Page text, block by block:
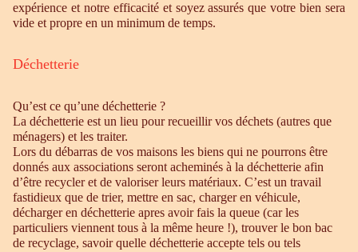
expérience et notre efficacité et soyez assurés que votre bien sera
vide et propre en un minimum de temps.
Déchetterie
Qu’est ce qu’une déchetterie ?
La déchetterie est un lieu pour recueillir vos déchets (autres que
ménagers) et les traiter.
Lors du débarras de vos maisons les biens qui ne pourrons être
donnés aux associations seront acheminés à la déchetterie afin
d’être recycler et de valoriser leurs matériaux. C’est un travail
fastidieux que de trier, mettre en sac, charger en véhicule,
décharger en déchetterie apres avoir fais la queue (car les
particuliers viennent tous à la même heure !), trouver le bon bac
de recyclage, savoir quelle déchetterie accepte tels ou tels